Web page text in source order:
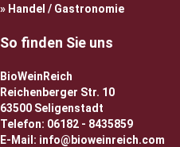
Handel / Gastronomie
So finden Sie uns
BioWeinReich
Reichenberger Str. 10
63500 Seligenstadt
Telefon: 06182 - 8435859
E-Mail: info@bioweinreich.com